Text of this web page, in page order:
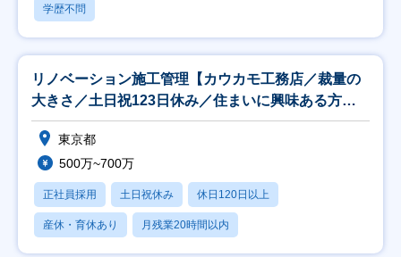
学歴不問
リノベーション施工管理【カウカモ工務店／裁量の
大きさ／土日祝123日休み／住まいに興味ある方大
歓迎】
東京都
500万~700万
正社員採用 土日祝休み 休日120日以上
産休・育休あり 月残業20時間以内